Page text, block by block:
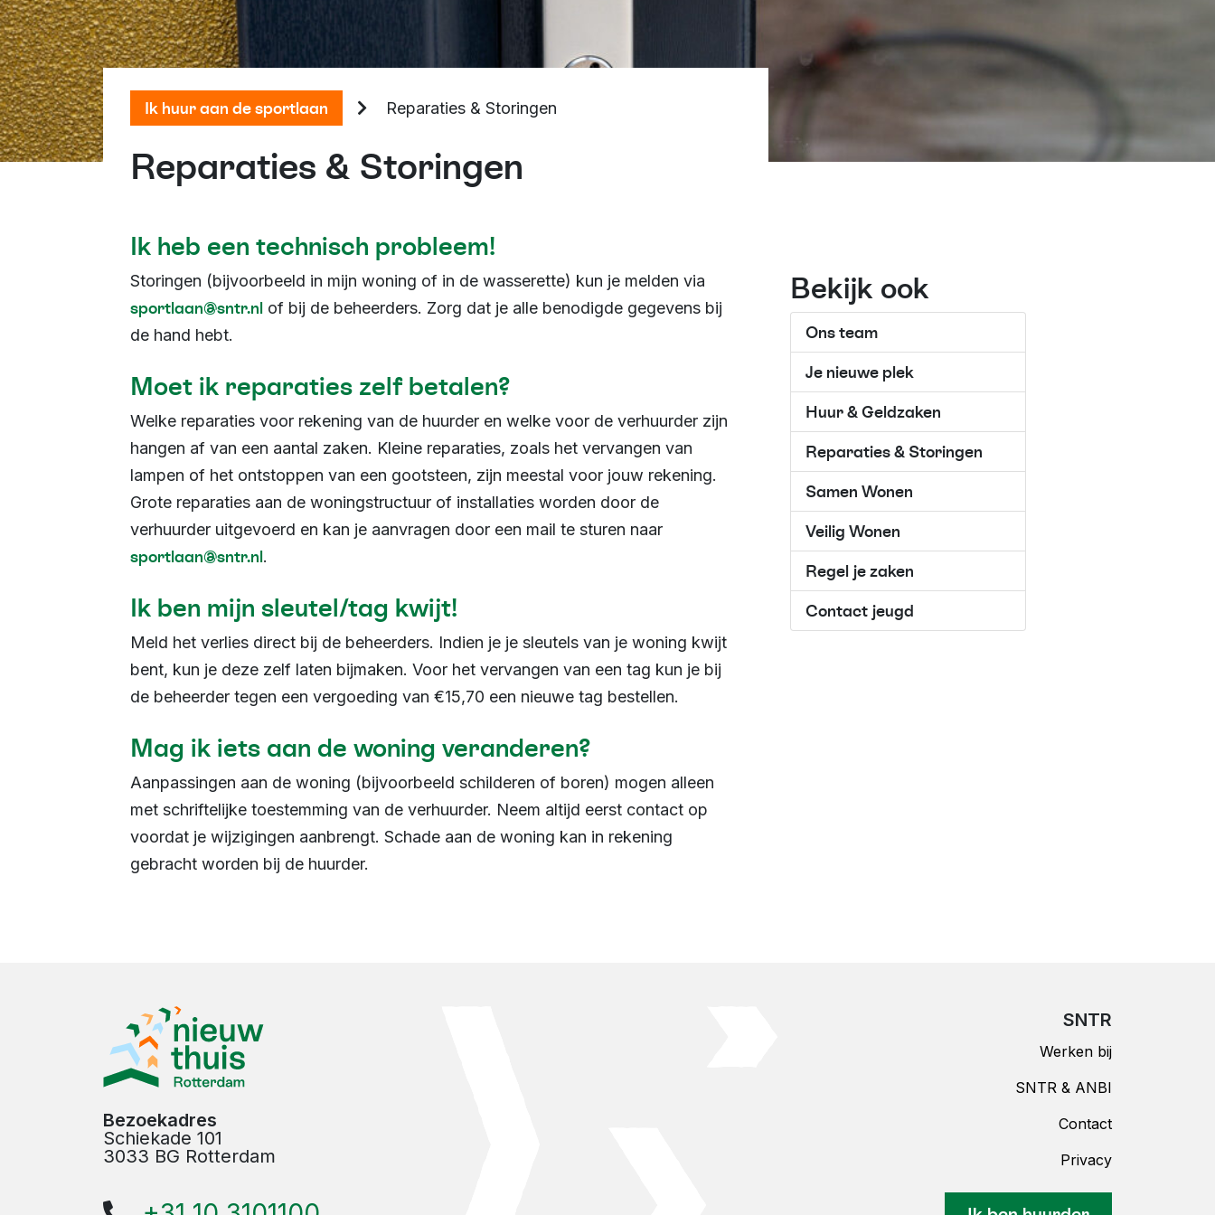
Ik huur aan de sportlaan Reparaties & Storingen
Reparaties & Storingen
Ik heb een technisch probleem!
Storingen (bijvoorbeeld in mijn woning of in de wasserette) kun je melden via
sportlaan@sntr.nl of bij de beheerders. Zorg dat je alle benodigde gegevens bij
de hand hebt.
Moet ik reparaties zelf betalen?
Welke reparaties voor rekening van de huurder en welke voor de verhuurder zijn
hangen af van een aantal zaken. Kleine reparaties, zoals het vervangen van
lampen of het ontstoppen van een gootsteen, zijn meestal voor jouw rekening.
Grote reparaties aan de woningstructuur of installaties worden door de
verhuurder uitgevoerd en kan je aanvragen door een mail te sturen naar
sportlaan@sntr.nl.
Ik ben mijn sleutel/tag kwijt!
Meld het verlies direct bij de beheerders. Indien je je sleutels van je woning kwijt
bent, kun je deze zelf laten bijmaken. Voor het vervangen van een tag kun je bij
de beheerder tegen een vergoeding van €15,70 een nieuwe tag bestellen.
Mag ik iets aan de woning veranderen?
Aanpassingen aan de woning (bijvoorbeeld schilderen of boren) mogen alleen
met schriftelijke toestemming van de verhuurder. Neem altijd eerst contact op
voordat je wijzigingen aanbrengt. Schade aan de woning kan in rekening
gebracht worden bij de huurder.
Bekijk ook
Ons team
Je nieuwe plek
Huur & Geldzaken
Reparaties & Storingen
Samen Wonen
Veilig Wonen
Regel je zaken
Contact jeugd
Bezoekadres
Schiekade 101
3033 BG Rotterdam
SNTR
Werken bij
SNTR & ANBI
Contact
Privacy